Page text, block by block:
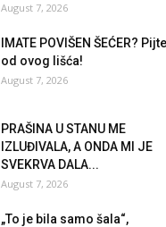
August 7, 2026
IMATE POVIŠEN ŠEĆER?
od ovog lišća!
August 7, 2026
PRAŠINA U STANU ME
IZLUĐIVALA, A ONDA MI JE
SVEKRVA DALA...
August 7, 2026
„To je bila samo šala“,